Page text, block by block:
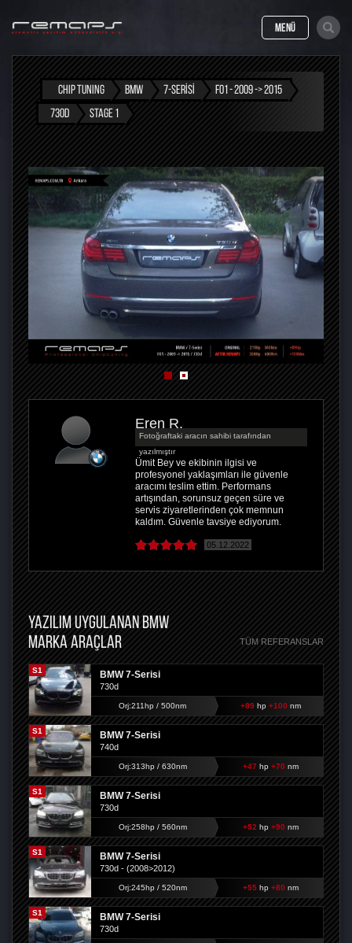
MENÜ
CHIP TUNING BMW 7-SERISI
F01 - 2009 -> 2015
730D
STAGE 1
Eren R.
Fotoğraftaki aracın sahibi tarafından
yazılmıştır
Ümit Bey ve ekibinin ilgisi ve
profesyonel yaklaşımları ile güvenle
aracımı teslim ettim. Performans
artışından, sorunsuz geçen süre ve
servis ziyaretlerinden çok memnun
kaldım. Güvenle tavsiye ediyorum.
05.12.2022
YAZILIM UYGULANAN BMW
MARKA ARAÇLAR
TÜM REFERANSLAR
S1 BMW 7-Serisi
730d
Orj:211hp / 500nm +89hp +100 nm
S1 BMW 7-Serisi
740d
Orj:313hp / 630nm +47 hp +70 nm
S1 BMW 7-Serisi
730d
Orj:258hp / 560nm +52 hp +90 nm
S1 BMW 7-Serisi
730d - (2008>2012)
Orj:245hp / 520nm +55hp +80 nm
S1 BMW 7-Serisi
730d